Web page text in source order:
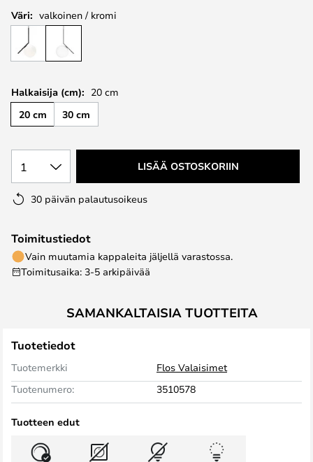
Väri: valkoinen / kromi
Halkaisija (cm): 20 cm
20 cm
30 cm
1 LISÄÄ OSTOSKORIIN
30 päivän palautusoikeus
Toimitustiedot
Vain muutamia kappaleita jäljellä varastossa.
Toimitusaika: 3-5 arkipäivää
SAMANKALTAISIA TUOTTEITA
Tuotetiedot
Tuotemerkki
Flos Valaisimet
Tuotenumero:
3510578
Tuotteen edut